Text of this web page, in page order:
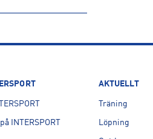
INTERSPORT
AKTUELLT
Träning
Löpning